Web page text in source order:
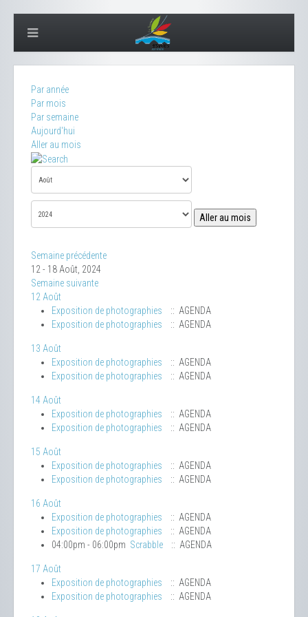
Par année
Par mois
Par semaine
Aujourd'hui
Aller au mois
Aller au mois
Semaine précédente
12 - 18 Août, 2024
Semaine suivante
12 Août
Exposition de photographies
:: AGENDA
Exposition de photographies
:: AGENDA
13 Août
Exposition de photographies
:: AGENDA
Exposition de photographies
:: AGENDA
14 Août
Exposition de photographies
:: AGENDA
Exposition de photographies
:: AGENDA
15 Août
Exposition de photographies
:: AGENDA
Exposition de photographies
:: AGENDA
16 Août
Exposition de photographies
:: AGENDA
Exposition de photographies
:: AGENDA
04:00pm - 06:00pm Scrabble :: AGENDA
17 Août
Exposition de photographies
:: AGENDA
Exposition de photographies
:: AGENDA